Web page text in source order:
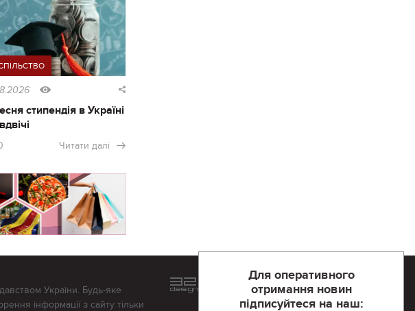
стипендія в Україні
Читати далі
Для оперативного
отримання новин
підписуйтеся на наш:
України. Будь-яке
інформації з сайту тільки
Розроблений та підтримується
компанії 32х32